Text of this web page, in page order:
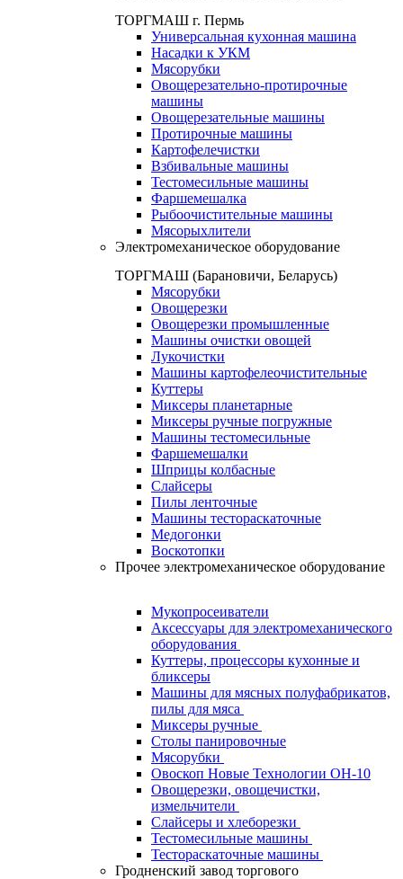
ТОРГМАШ г. Пермь
Универсальная кухонная машина
Насадки к УКМ
Мясорубки
Овощерезательно-протирочные
машины
Овощерезательные машины
Протирочные машины
Картофелечистки
Взбивальные машины
Тестомесильные машины
Фаршемешалка
Рыбоочистительные машины
Мясорыхлители
Электромеханическое оборудование
ТОРГМАШ (Барановичи, Беларусь)
Мясорубки
Овощерезки
Овощерезки промышленные
Машины очистки овощей
Лукочистки
Машины картофелеочистительные
Куттеры
Миксеры планетарные
Миксеры ручные погружные
Машины тестомесильные
Фаршемешалки
Шприцы колбасные
Слайсеры
Пилы ленточные
Машины тестораскаточные
Медогонки
Воскотопки
Прочее электромеханическое оборудование
Мукопросеиватели
Аксессуары для электромеханического
оборудования
Куттеры, процессоры кухонные и
бликсеры
Машины для мясных полуфабрикатов,
пилы для мяса
Миксеры ручные
Столы панировочные
Мясорубки
Овоскоп Новые Технологии ОН-10
Овощерезки, овощечистки,
измельчители
Слайсеры и хлеборезки
Тестомесильные машины
Тестораскаточные машины
Гродненский завод торгового